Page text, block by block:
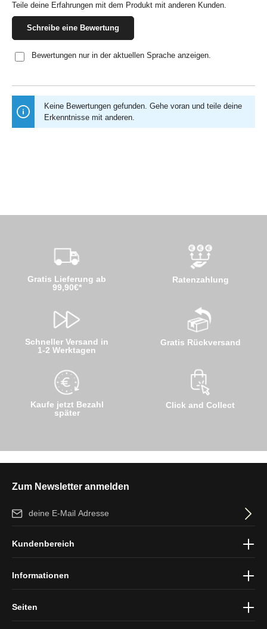
Teile deine Erfahrungen mit dem Produkt mit anderen Kunden.
Schreibe eine Bewertung
Bewertungen nur in der aktuellen Sprache anzeigen.
Keine Bewertungen gefunden. Gehe voran und teile deine
Erkenntnisse mit anderen.
Gratis Lieferung ab
99,90€*
Schneller Versand in
1-2 Werktagen
Kaufe jetzt Bezahl
später
Ratenzahlung
Gratis Rückversand
Click and Collect
Zum Newsletter anmelden
E-Mail-Adresse*
und dieAGBgelesen und bin mit ihnen einverstanden.
Kundenbereich
Informationen
Seiten